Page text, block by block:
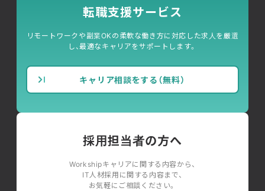
転職支援サービス
リモートワークや副業OKの柔軟な働き方に対応した求人を厳選
し、最適なキャリアをサポートします。
キャリア相談をする（無料）
採用担当者の方へ
Workshipキャリアに関する内容から、
IT人材採用に関する内容まで、
お気軽にご相談ください。